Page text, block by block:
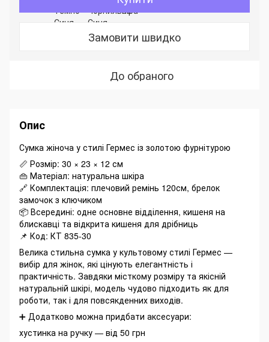
Замовити швидко
До обраного
Опис
Сумка жіноча у стилі Гермес із золотою фурнітурою
📏 Розмір: 30 × 23 × 12 см
👜 Матеріал: натуральна шкіра
🔗 Комплектація: плечовий ремінь 120см, брелок
замочок з ключиком
📦 Всередині: одне основне відділення, кишеня на
блискавці та відкрита кишеня для дрібниць
📌 Код: КТ 835-30
Велика стильна сумка у культовому стилі Гермес —
вибір для жінок, які цінують елегантність і
практичність. Завдяки місткому розміру та якісній
натуральній шкірі, модель чудово підходить як для
роботи, так і для повсякденних виходів.
➕ Додатково можна придбати аксесуари:
хустинка на ручку — від 50 грн